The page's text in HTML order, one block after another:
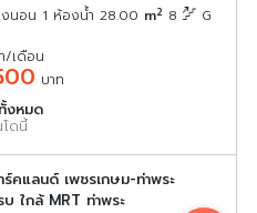
นอน 1 ห้องน้ำ 28.00 m2 8 G
/เดือน
บาท
งหมด
ดนี้
ร์คแลนด์ เพชรเกษม-ท่าพระ
ใกล้ MRT ท่าพระ